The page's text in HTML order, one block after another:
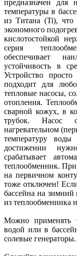
предназначен для
температуры в
из Титана (Ti), что
экономного
кислотостойкой
серия
обеспечивает
устойчивость в
Устройство
подходит для
тепловые насосы,
отопления.
сварной кожух, в
трубок. Насос
нагревательном
температуру
достижении
срабатывает
теплообменник. При
на первичном
тоже отключен!
бассейна на
из теплообменника
Можно применять
водой или в
солевые генераторы.